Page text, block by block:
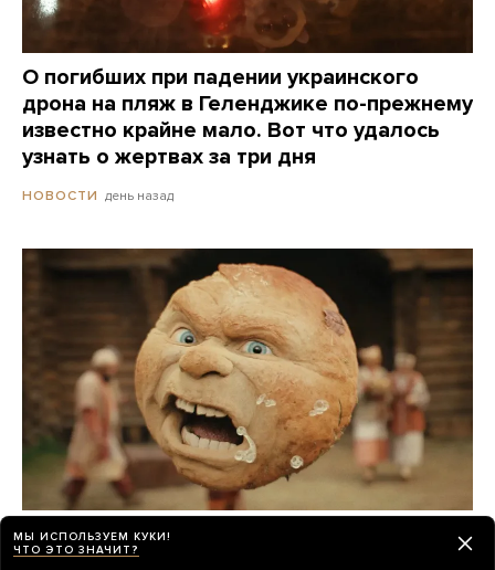
О погибших при падении украинского
дрона на пляж в Геленджике по-прежнему
известно крайне мало. Вот что удалось
узнать о жертвах за три дня
НОВОСТИ день назад
Российские прокатчики передвинули
премьеру нового «Человека-паука»,
МЫ ИСПОЛЬЗУЕМ КУКИ!
ЧТО ЭТО ЗНАЧИТ?